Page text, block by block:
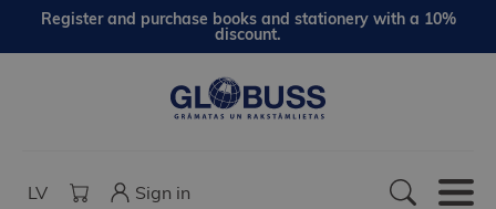
Register and purchase books and stationery with a 10%
discount.
LV Sign in